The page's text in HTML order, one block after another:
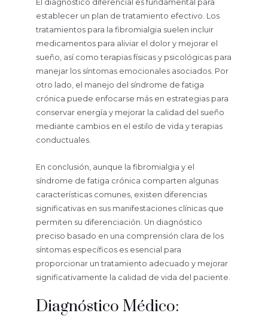
El diagnóstico diferencial es fundamental para
establecer un plan de tratamiento efectivo. Los
tratamientos para la fibromialgia suelen incluir
medicamentos para aliviar el dolor y mejorar el
sueño, así como terapias físicas y psicológicas para
manejar los síntomas emocionales asociados. Por
otro lado, el manejo del síndrome de fatiga
crónica puede enfocarse más en estrategias para
conservar energía y mejorar la calidad del sueño
mediante cambios en el estilo de vida y terapias
conductuales.
En conclusión, aunque la fibromialgia y el
síndrome de fatiga crónica comparten algunas
características comunes, existen diferencias
significativas en sus manifestaciones clínicas que
permiten su diferenciación. Un diagnóstico
preciso basado en una comprensión clara de los
síntomas específicos es esencial para
proporcionar un tratamiento adecuado y mejorar
significativamente la calidad de vida del paciente.
Diagnóstico Médico: